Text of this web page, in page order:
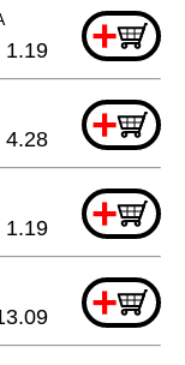
+
1.19
+
4.28
+
1.19
+